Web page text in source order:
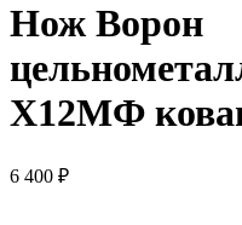
Нож Ворон
Х12МФ
6 400 ₽